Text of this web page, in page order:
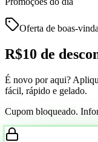
Oferta de boas-
R$10 de
É novo por aqui?
fácil, rápido e gelado.
Cupom bloqueado.